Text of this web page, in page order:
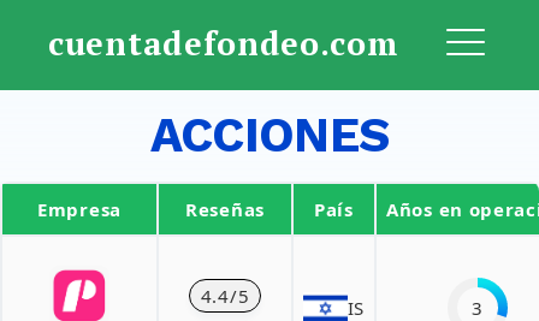
contenido
cuentadefondeo.com
ACCIONES
Empresa Reseñas País Años en
4.4/5 IS 3